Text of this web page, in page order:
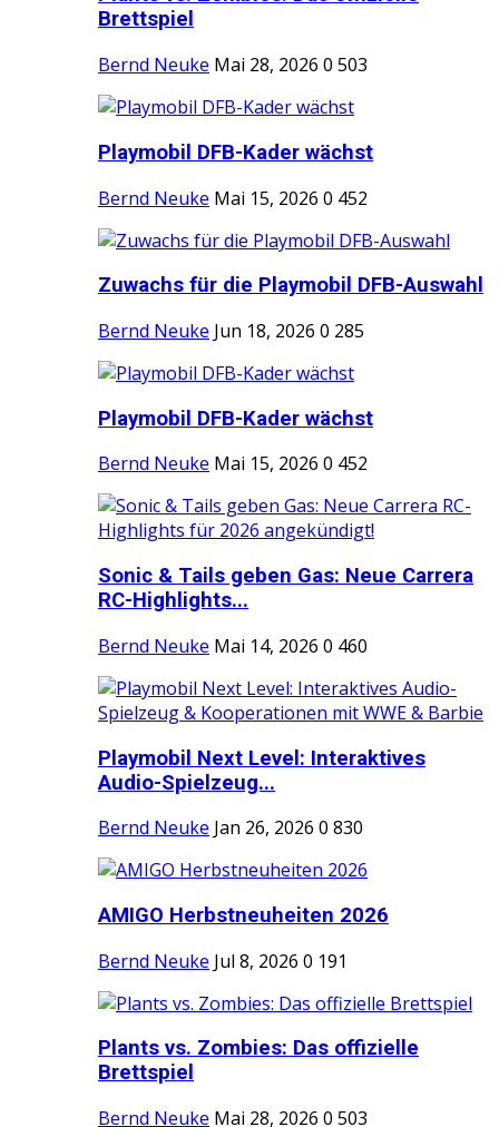
Brettspiel
Bernd Neuke Mai 28, 2026 0 503
Playmobil DFB-Kader wächst
Bernd Neuke Mai 15, 2026 0 452
Zuwachs für die Playmobil DFB-Auswahl
Bernd Neuke Jun 18, 2026 0 285
Playmobil DFB-Kader wächst
Bernd Neuke Mai 15, 2026 0 452
Sonic & Tails geben Gas: Neue Carrera
RC-Highlights...
Bernd Neuke Mai 14, 2026 0 460
Playmobil Next Level: Interaktives
Audio-Spielzeug...
Bernd Neuke Jan 26, 2026 0 830
AMIGO Herbstneuheiten 2026
Bernd Neuke Jul 8, 2026 0 191
Plants vs. Zombies: Das offizielle
Brettspiel
Bernd Neuke Mai 28, 2026 0 503